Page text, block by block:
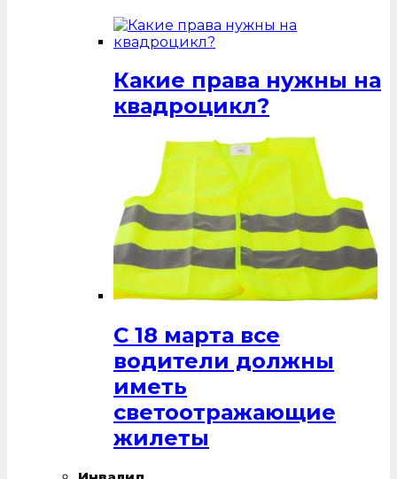
Какие права нужны на
квадроцикл?
С 18 марта все
водители должны
иметь
светоотражающие
жилеты